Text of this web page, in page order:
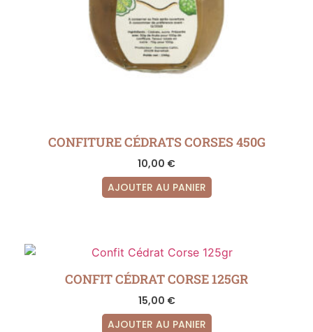
CONFITURE CÉDRATS CORSES 450G
10,00 €
AJOUTER AU PANIER
CONFIT CÉDRAT CORSE 125GR
15,00 €
AJOUTER AU PANIER